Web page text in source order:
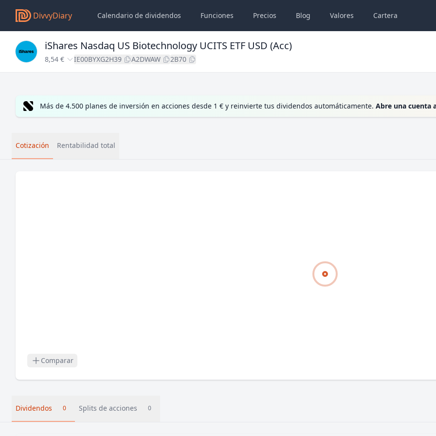
DivvyDiary Calendario de dividendos Funciones Precios Blog Valores Cartera
iShares Nasdaq US Biotechnology UCITS ETF USD (Acc)
8,54 € IE00BYXG2H39 A2DWAW 2B70
Más de 4.500 planes de inversión en acciones desde 1 € y reinvierte tus dividendos automáticamente. Abre una cuenta
Cotización Rentabilidad total
Comparar
Dividendos 0 Splits de acciones 0